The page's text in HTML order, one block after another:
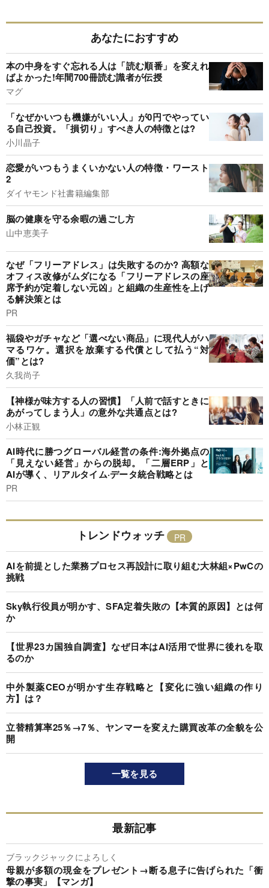
あなたにおすすめ
本の中身をすぐ忘れる人は「読む順番」を変えれ
ばよかった!年間700冊読む識者が伝授
マグ
「なぜかいつも機嫌がいい人」が0円でやってい
る自己投資。「損切り」すべき人の特徴とは?
小川晶子
恋愛がいつもうまくいかない人の特徴・ワースト
2
ダイヤモンド社書籍編集部
脳の健康を守る余暇の過ごし方
山中恵美子
なぜ「フリーアドレス」は失敗するのか? 高額な
オフィス改修がムダになる「フリーアドレスの座
席予約が定着しない元凶」と組織の生産性を上げ
る解決策とは
PR
福袋やガチャなど「選べない商品」に現代人がハ
マるワケ。選択を放棄する代償として払う“対
価”とは?
久我尚子
【神様が味方する人の習慣】「人前で話すときに
あがってしまう人」の意外な共通点とは?
小林正観
AI時代に勝つグローバル経営の条件:海外拠点の
「見えない経営」からの脱却。「二層ERP」と
AIが導く、リアルタイム·データ統合戦略とは
PR
トレンドウォッチ
AIを前提とした業務プロセス再設計に取り組む大林組×PwCの
挑戦
Sky執行役員が明かす、SFA定着失敗の【本質的原因】とは何
か
【世界23カ国独自調査】なぜ日本はAI活用で世界に後れを取
るのか
中外製薬CEOが明かす生存戦略と【変化に強い組織の作り
方】は？
立替精算率25％→7％、ヤンマーを変えた購買改革の全貌を公
開
一覧を見る
最新記事
ブラックジャックによろしく
母親が多額の現金をプレゼント→断る息子に告げられた「衝
撃の事実」【マンガ】